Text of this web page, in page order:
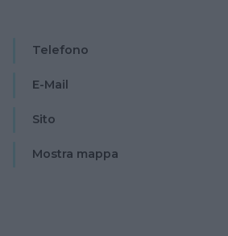
Telefono
E-Mail
Sito
Mostra mappa